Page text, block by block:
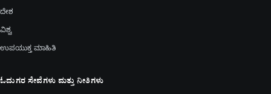
ದೇಶ
ವಿಶ್ವ
ಉಪಯುಕ್ತ ಮಾಹಿತಿ
ಓದುಗರ ಸೇವೆಗಳು ಮತ್ತು ನೀತಿಗಳು